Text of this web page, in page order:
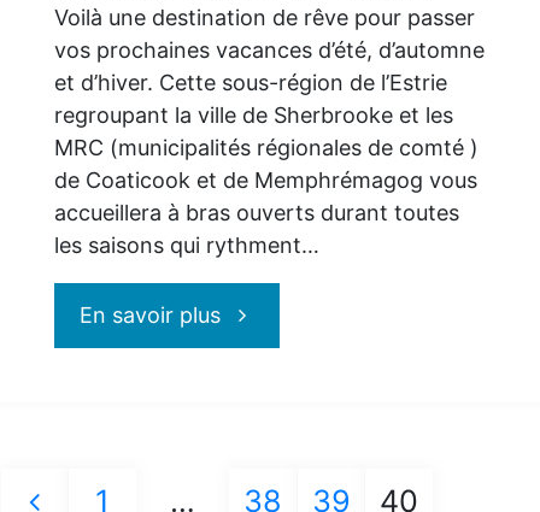
Voilà une destination de rêve pour passer
vos prochaines vacances d’été, d’automne
et d’hiver. Cette sous-région de l’Estrie
regroupant la ville de Sherbrooke et les
MRC (municipalités régionales de comté )
de Coaticook et de Memphrémagog vous
accueillera à bras ouverts durant toutes
les saisons qui rythment…
En savoir plus"Découvrez
1 … 38 39 40